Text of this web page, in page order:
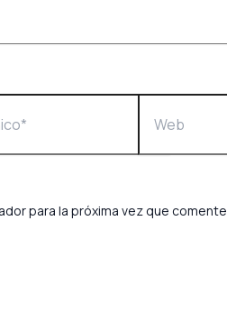
para la próxima vez que comente.